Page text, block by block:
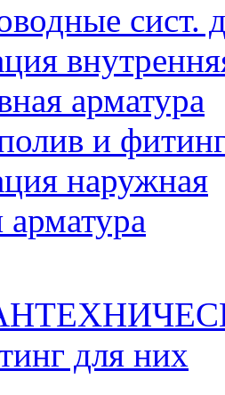
сист.
арматура
и
наружная
для них